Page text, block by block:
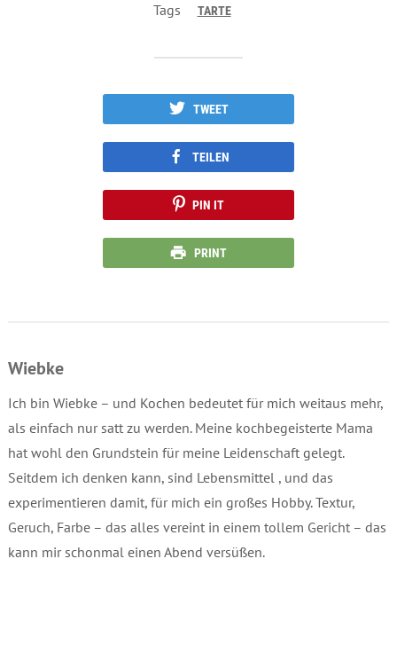
Tags TARTE
TWEET
TEILEN
PIN IT
PRINT
Wiebke
Ich bin Wiebke – und Kochen bedeutet für mich weitaus mehr,
als einfach nur satt zu werden. Meine kochbegeisterte Mama
hat wohl den Grundstein für meine Leidenschaft gelegt.
Seitdem ich denken kann, sind Lebensmittel , und das
experimentieren damit, für mich ein großes Hobby. Textur,
Geruch, Farbe – das alles vereint in einem tollem Gericht – das
kann mir schonmal einen Abend versüßen.